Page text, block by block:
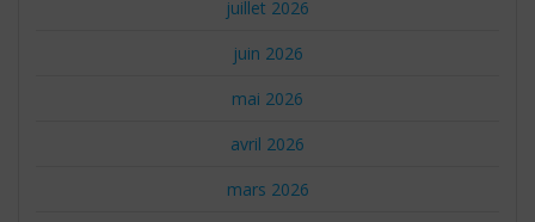
juillet 2026
juin 2026
mai 2026
avril 2026
mars 2026